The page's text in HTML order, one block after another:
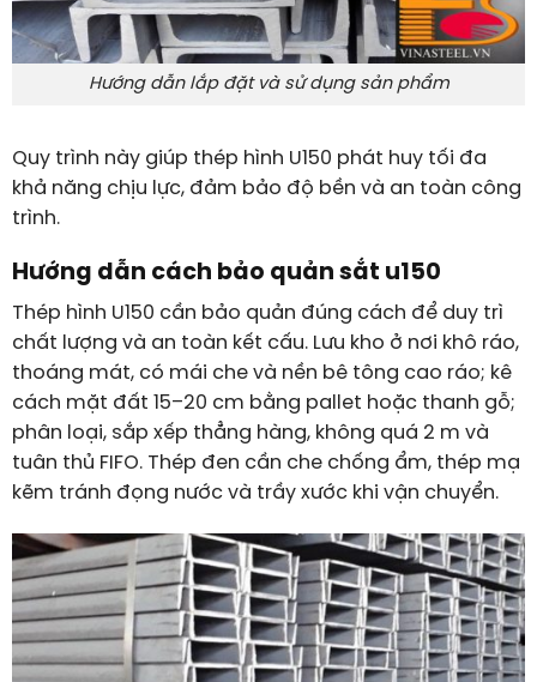
Hướng dẫn lắp đặt và sử dụng sản phẩm
Quy trình này giúp thép hình U150 phát huy tối đa
khả năng chịu lực, đảm bảo độ bền và an toàn công
trình.
Hướng dẫn cách bảo quản sắt u150
Thép hình U150 cần bảo quản đúng cách để duy trì
chất lượng và an toàn kết cấu. Lưu kho ở nơi khô ráo,
thoáng mát, có mái che và nền bê tông cao ráo; kê
cách mặt đất 15–20 cm bằng pallet hoặc thanh gỗ;
phân loại, sắp xếp thẳng hàng, không quá 2 m và
tuân thủ FIFO. Thép đen cần che chống ẩm, thép mạ
kẽm tránh đọng nước và trầy xước khi vận chuyển.